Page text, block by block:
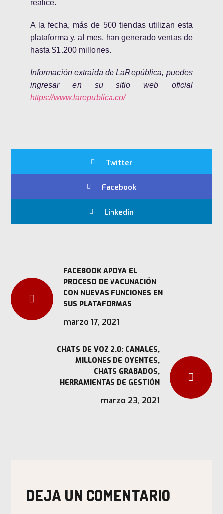
realice.
A la fecha, más de 500 tiendas utilizan esta
plataforma y, al mes, han generado ventas de
hasta $1.200 millones.
Información extraída de LaRepública, puedes
ingresar en su sitio web oficial
https://www.larepublica.co/
Twitter
Facebook
Linkedin
FACEBOOK APOYA EL
PROCESO DE VACUNACIÓN
CON NUEVAS FUNCIONES EN
SUS PLATAFORMAS
marzo 17, 2021
CHATS DE VOZ 2.0: CANALES,
MILLONES DE OYENTES,
CHATS GRABADOS,
HERRAMIENTAS DE GESTIÓN
marzo 23, 2021
DEJA UN COMENTARIO